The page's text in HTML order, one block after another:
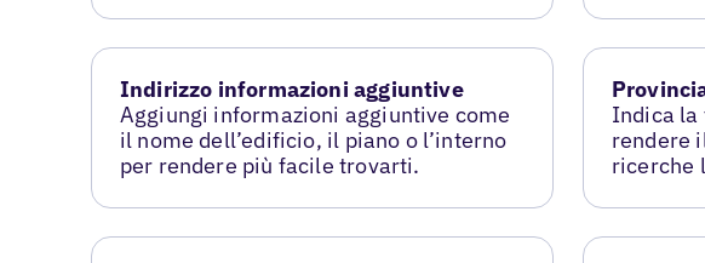
Indirizzo informazioni aggiuntive
Aggiungi informazioni aggiuntive come
il nome dell’edificio, il piano o l’interno
per rendere più facile trovarti.
Indica la
rendere
ricerche